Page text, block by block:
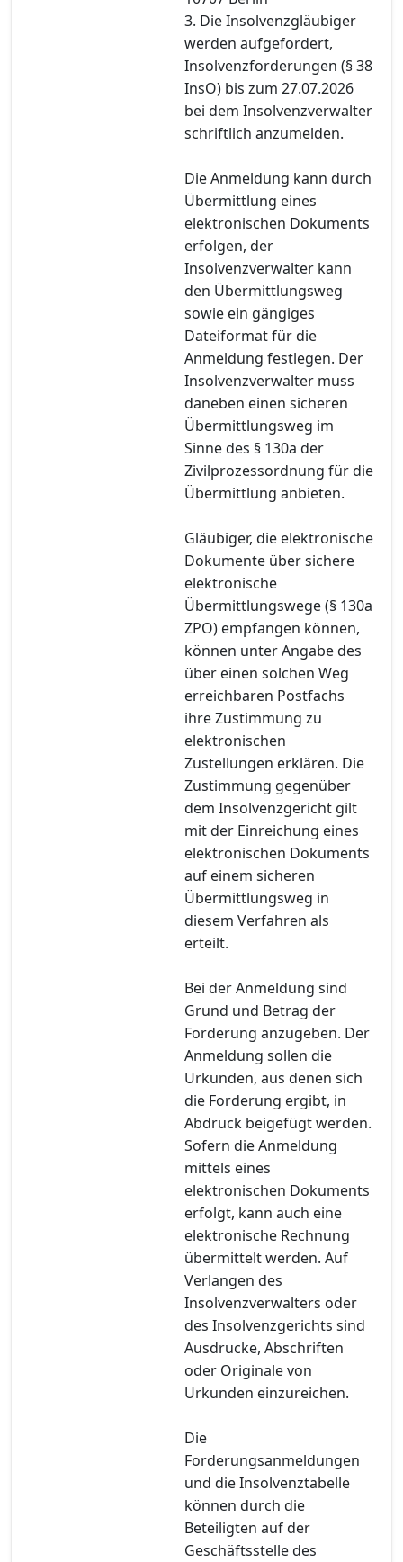
3. Die Insolvenzgläubiger
werden aufgefordert,
Insolvenzforderungen (§ 38
InsO) bis zum 27.07.2026
bei dem Insolvenzverwalter
schriftlich anzumelden.
Die Anmeldung kann durch
Übermittlung eines
elektronischen Dokuments
erfolgen, der
Insolvenzverwalter kann
den Übermittlungsweg
sowie ein gängiges
Dateiformat für die
Anmeldung festlegen. Der
Insolvenzverwalter muss
daneben einen sicheren
Übermittlungsweg im
Sinne des § 130a der
Zivilprozessordnung für die
Übermittlung anbieten.
Gläubiger, die elektronische
Dokumente über sichere
elektronische
Übermittlungswege (§ 130a
ZPO) empfangen können,
können unter Angabe des
über einen solchen Weg
erreichbaren Postfachs
ihre Zustimmung zu
elektronischen
Zustellungen erklären. Die
Zustimmung gegenüber
dem Insolvenzgericht gilt
mit der Einreichung eines
elektronischen Dokuments
auf einem sicheren
Übermittlungsweg in
diesem Verfahren als
erteilt.
Bei der Anmeldung sind
Grund und Betrag der
Forderung anzugeben. Der
Anmeldung sollen die
Urkunden, aus denen sich
die Forderung ergibt, in
Abdruck beigefügt werden.
Sofern die Anmeldung
mittels eines
elektronischen Dokuments
erfolgt, kann auch eine
elektronische Rechnung
übermittelt werden. Auf
Verlangen des
Insolvenzverwalters oder
des Insolvenzgerichts sind
Ausdrucke, Abschriften
oder Originale von
Urkunden einzureichen.
Die
Forderungsanmeldungen
und die Insolvenztabelle
können durch die
Beteiligten auf der
Geschäftsstelle des